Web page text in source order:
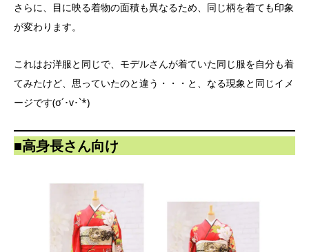
さらに、目に映る着物の面積も異なるため、同じ柄を着ても印象
が変わります。
これはお洋服と同じで、モデルさんが着ていた同じ服を自分も着
てみたけど、思っていたのと違う・・・と、なる現象と同じイメ
ージです(σ´･v･`*)
■高身長さん向け